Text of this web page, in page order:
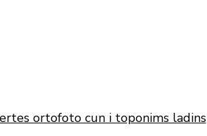
ortofoto cun i toponims ladins